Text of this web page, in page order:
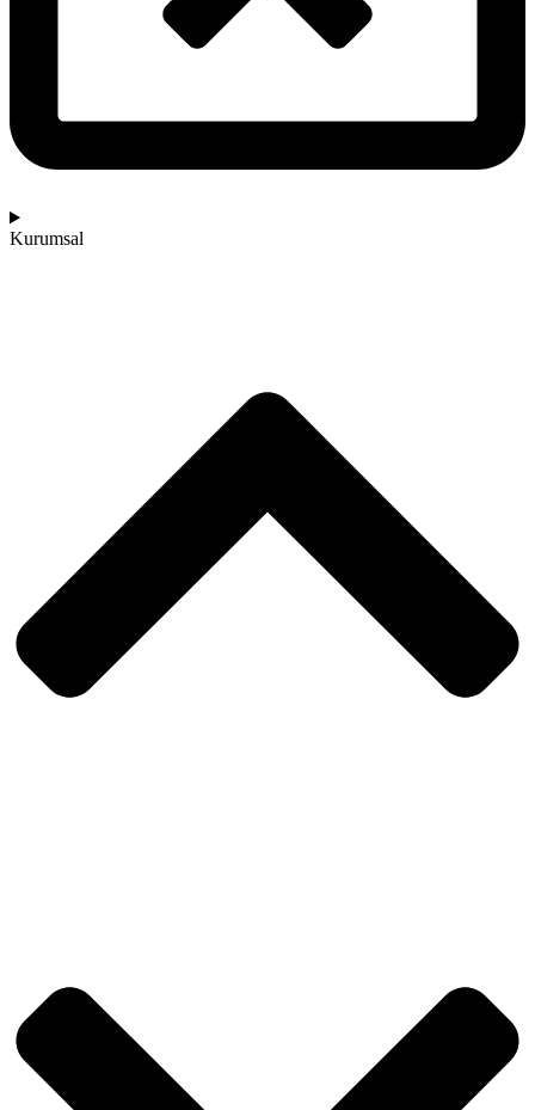
Kurumsal